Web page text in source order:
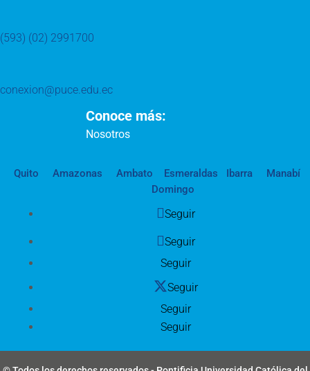
(593) (02) 2991700
conexion@puce.edu.ec
Conoce más:
Nosotros
Quito Amazonas Ambato Esmeraldas Ibarra
Manabí
Domingo
Seguir
Seguir
Seguir
Seguir
Seguir
Seguir